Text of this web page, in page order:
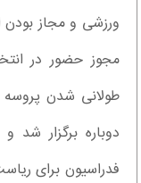
مجوز حضور در
طولانی شدن پروسه
دوباره برگزار شد